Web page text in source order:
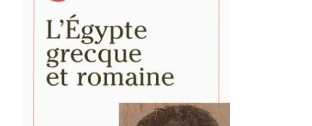
Autres civilisations
Thématiques